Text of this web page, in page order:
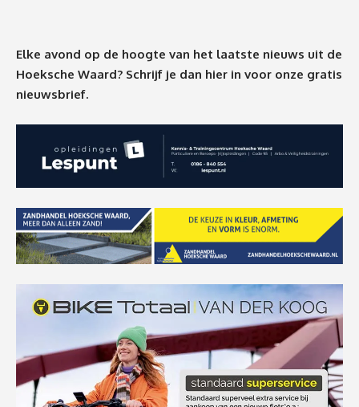
Elke avond op de hoogte van het laatste nieuws uit de
Hoeksche Waard? Schrijf je dan hier in voor onze gratis
nieuwsbrief.